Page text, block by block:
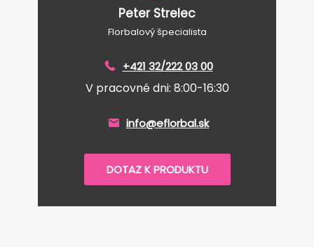
Peter Strelec
Florbalový špecialista
+421 32/222 03 00
V pracovné dni: 8:00-16:30
info@eflorbal.sk
DOTAZ K PRODUKTU